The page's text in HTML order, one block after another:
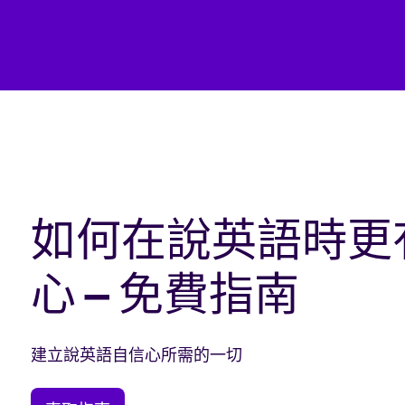
如何在說英語時更
心 – 免費指南
建立說英語自信心所需的一切